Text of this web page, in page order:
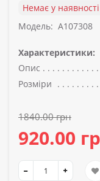
Немає у наявності
Модель: A107308
Характеристики:
Опис
Розміри
1840.00 грн
920.00